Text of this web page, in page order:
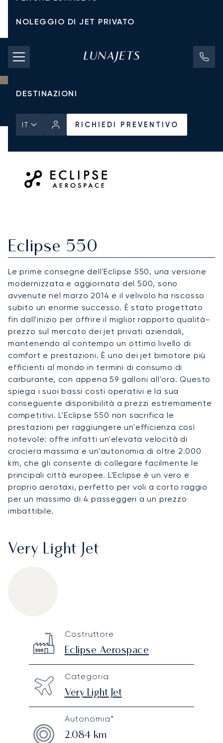
NOLEGGIO DI JET PRIVATO
TARIFFE DI NOLEGGIO
JET PRIVATI
DESTINAZIONI
IT RICHIEDI PREVENTIVO
Eclipse 550
Le prime consegne dell'Eclipse 550, una versione
modernizzata e aggiornata del 500, sono
avvenute nel marzo 2014 e il velivolo ha riscosso
subito un enorme successo. È stato progettato
fin dall'inizio per offrire il miglior rapporto qualità-
prezzo sul mercato dei jet privati aziendali,
mantenendo al contempo un ottimo livello di
comfort e prestazioni. È uno dei jet bimotore più
efficienti al mondo in termini di consumo di
carburante, con appena 59 galloni all'ora. Questo
spiega i suoi bassi costi operativi e la sua
conseguente disponibilità a prezzi estremamente
competitivi. L'Eclipse 550 non sacrifica le
prestazioni per raggiungere un'efficienza così
notevole: offre infatti un'elevata velocità di
crociera massima e un'autonomia di oltre 2.000
km, che gli consente di collegare facilmente le
principali città europee. L'Eclipse è un vero e
proprio aerotaxi, perfetto per voli a corto raggio
per un massimo di 4 passeggeri a un prezzo
imbattibile.
Very Light Jet
Technical specifications
Costruttore
Eclipse Aerospace
Categoria
Very Light Jet
Autonomia*
2.084km